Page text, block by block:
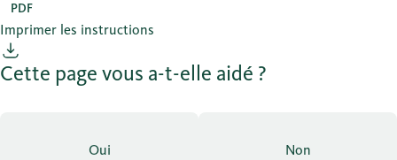
PDF
Imprimer les instructions
Cette page vous a-t-elle aidé ?
Oui Non